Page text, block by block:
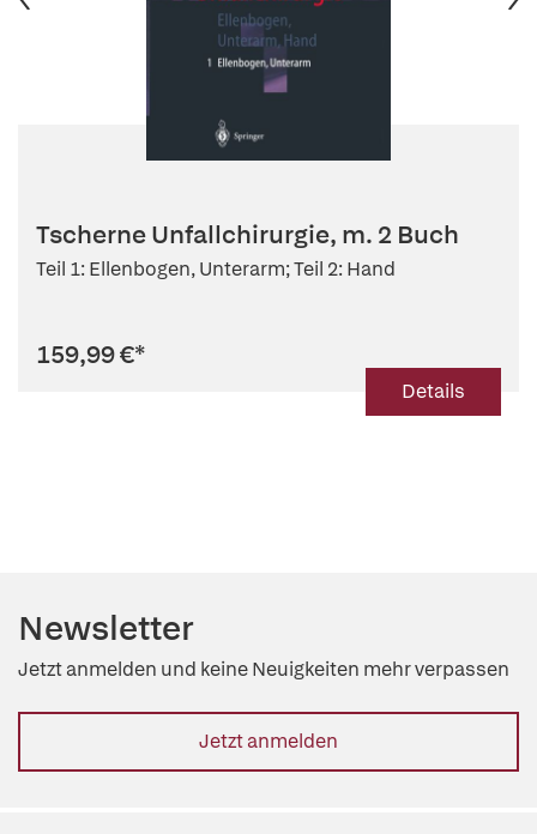
Tscherne Unfallchirurgie, m. 2 Buch
Teil 1: Ellenbogen, Unterarm; Teil 2: Hand
159,99 €*
Details
Newsletter
Jetzt anmelden und keine Neuigkeiten mehr verpassen
Jetzt anmelden